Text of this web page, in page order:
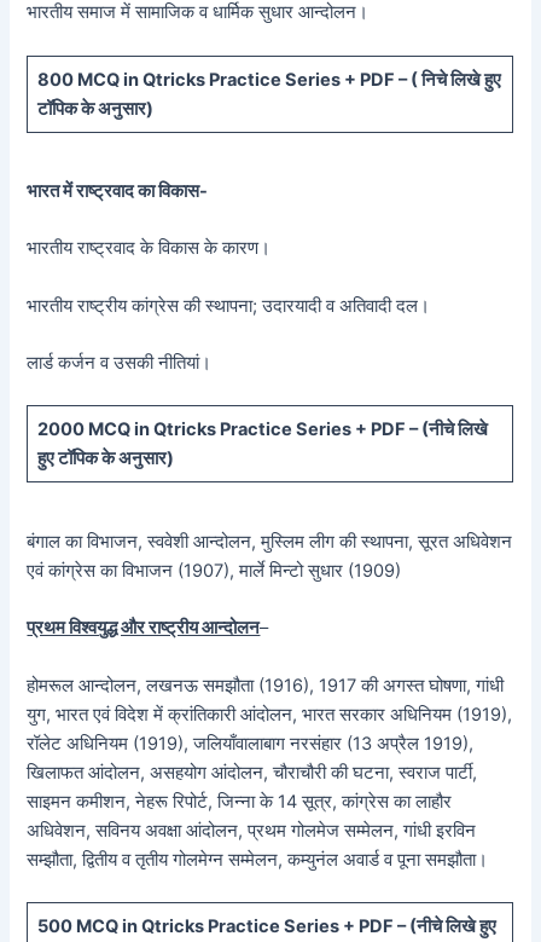
भारतीय समाज में सामाजिक व धार्मिक सुधार आन्दोलन।
800 MCQ in Qtricks Practice Series + PDF – (निचे लिखे हुए
टॉपिक के अनुसार)
भारत में राष्ट्रवाद का विकास-
भारतीय राष्ट्रवाद के विकास के कारण।
भारतीय राष्ट्रीय कांग्रेस की स्थापना; उदारयादी व अतिवादी दल।
लार्ड कर्जन व उसकी नीतियां।
2000 MCQ in Qtricks Practice Series + PDF – (नीचेलिखे
हुए टॉपिक के अनुसार)
बंगाल का विभाजन, स्ववेशी आन्दोलन, मुस्लिम लीग की स्थापना, सूरत अधिवेशन
एवं कांग्रेस का विभाजन (1907), मार्ले मिन्टो सुधार (1909)
प्रथम विश्वयुद्ध और राष्ट्रीय आन्दोलन–
होमरूल आन्दोलन, लखनऊ समझौता (1916), 1917 की अगस्त घोषणा, गांधी
युग, भारत एवं विदेश में क्रांतिकारी आंदोलन, भारत सरकार अधिनियम (1919),
रॉलेट अधिनियम (1919), जलियाँवालाबाग नरसंहार (13 अप्रैल 1919),
खिलाफत आंदोलन, असहयोग आंदोलन, चौराचौरी की घटना, स्वराज पार्टी,
साइमन कमीशन, नेहरू रिपोर्ट, जिन्ना के 14 सूत्र, कांग्रेस का लाहौर
अधिवेशन, सविनय अवक्षा आंदोलन, प्रथम गोलमेज सम्मेलन, गांधी इरविन
सम्झौता, द्वितीय व तृतीय गोलमेग्न सम्मेलन, कम्युनंल अवार्ड व पूना समझौता।
500 MCQ in Qtricks Practice Series + PDF – (नीचेलिखे हुए